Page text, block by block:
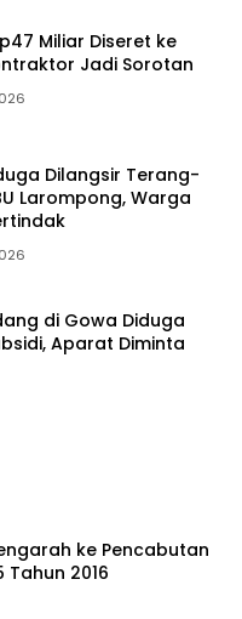
Miliar Diseret ke
Jadi Sorotan
Dilangsir Terang-
Larompong, Warga
di Gowa Diduga
Aparat Diminta
ke Pencabutan
Tahun 2016